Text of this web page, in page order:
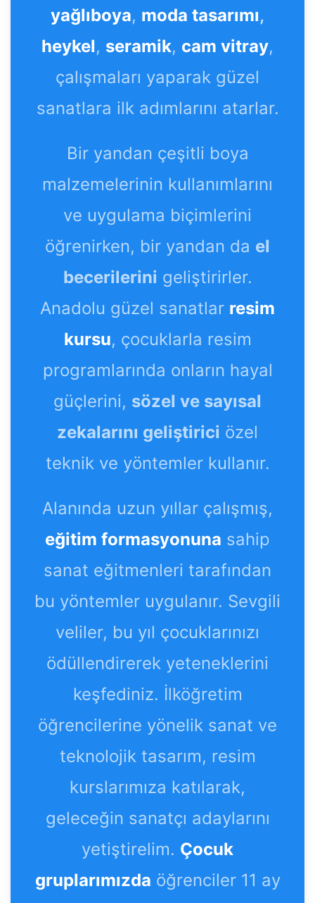
yağlıboya, moda tasarımı,
heykel, seramik, cam vitray,
çalışmaları yaparak güzel
sanatlara ilk adımlarını atarlar.
Bir yandan çeşitli boya
malzemelerinin kullanımlarını
ve uygulama biçimlerini
öğrenirken, bir yandan da el
becerilerini geliştirirler.
Anadolu güzel sanatlar resim
kursu, çocuklarla resim
programlarında onların hayal
güçlerini, sözel ve sayısal
zekalarını geliştirici özel
teknik ve yöntemler kullanır.
Alanında uzun yıllar çalışmış,
eğitim formasyonuna sahip
sanat eğitmenleri tarafından
bu yöntemler uygulanır. Sevgili
veliler, bu yıl çocuklarınızı
ödüllendirerek yeteneklerini
keşfediniz. İlköğretim
öğrencilerine yönelik sanat ve
teknolojik tasarım, resim
kurslarımıza katılarak,
geleceğin sanatçı adaylarını
yetiştirelim. Çocuk
gruplarımızda öğrenciler 11 ay